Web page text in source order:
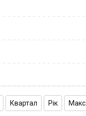
Квартал Рік Макс.